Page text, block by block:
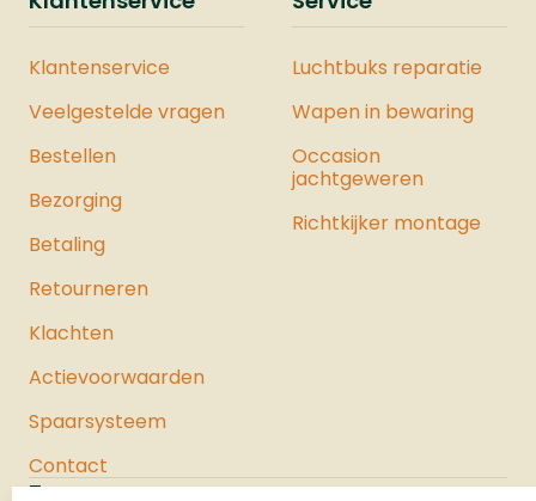
Klantenservice
Veelgestelde vragen
Bestellen
Bezorging
Betaling
Retourneren
Klachten
Actievoorwaarden
Spaarsysteem
Contact
Luchtbuks reparatie
Wapen in bewaring
Occasion
jachtgeweren
Richtkijker montage